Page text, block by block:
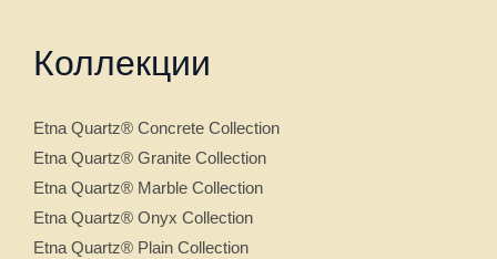
Коллекции
Etna Quartz® Concrete Collection
Etna Quartz® Granite Collection
Etna Quartz® Marble Collection
Etna Quartz® Onyx Collection
Etna Quartz® Plain Collection